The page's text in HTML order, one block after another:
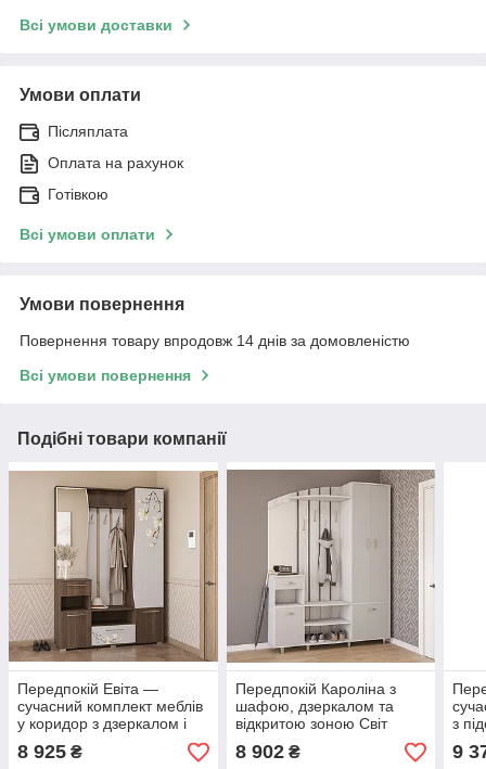
Всі умови доставки
Умови оплати
Післяплата
Оплата на рахунок
Готівкою
Всі умови оплати
Умови повернення
Повернення товару впродовж 14 днів за домовленістю
Всі умови повернення
Подібні товари компанії
Передпокій Евіта —
сучасний комплект меблів
у коридор з дзеркалом і
шафою Світ меблів
8 925 ₴
Передпокій Кароліна з
шафою, дзеркалом та
відкритою зоною Світ
меблів, колір артвуд
світлий/ попелястий
8 902₴
з
9